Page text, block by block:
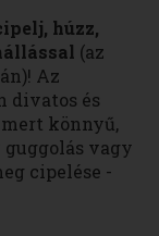
húzz,
(az
Az
divatos és
könnyű,
vagy
cipelése -